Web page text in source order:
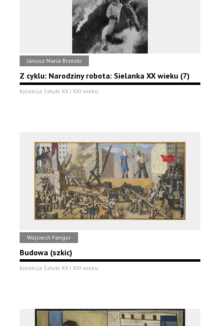
Janusz Maria Brzeski
Z cyklu: Narodziny robota: Sielanka XX wieku (7)
Kolekcja Sztuki XX i XXI wieku
Wojciech Fangor
Budowa (szkic)
Kolekcja Sztuki XX i XXI wieku